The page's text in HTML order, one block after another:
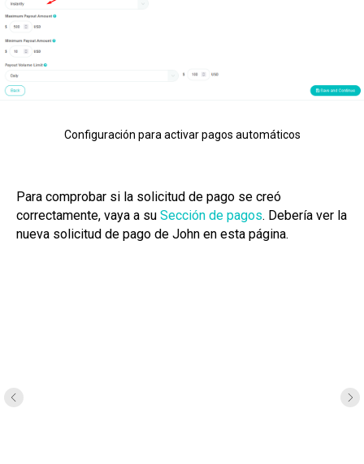
Configuración para activar pagos automáticos
Para comprobar si la solicitud de pago se creó
correctamente, vaya a su Sección de pagos. Debería ver la
nueva solicitud de pago de John en esta página.